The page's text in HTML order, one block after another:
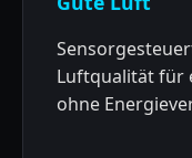
Luftqualität für
ohne